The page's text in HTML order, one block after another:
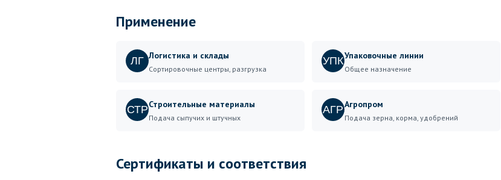
Применение
ЛГ Логистика и склады
Сортировочные центры, разгрузка
УПКУпаковочные линии
Общее назначение
СТРСтроительные материалы
Подача сыпучих и штучных
АГРАгропром
Подача зерна, корма, удобрений
Сертификаты и соответствия